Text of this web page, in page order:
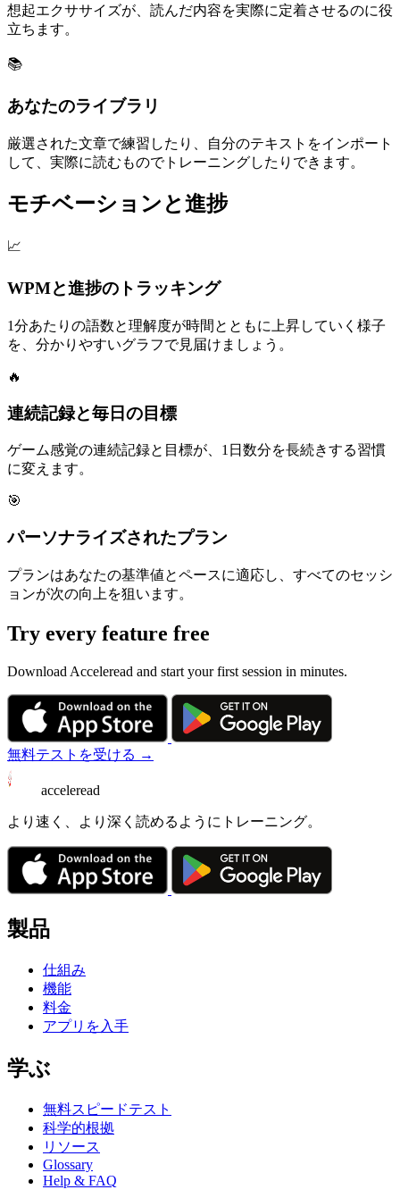
想起エクササイズが、読んだ内容を実際に定着させるのに役
立ちます。
📚
あなたのライブラリ
厳選された文章で練習したり、自分のテキストをインポート
して、実際に読むものでトレーニングしたりできます。
モチベーションと進捗
📈
WPMと進捗のトラッキング
1分あたりの語数と理解度が時間とともに上昇していく様子
を、分かりやすいグラフで見届けましょう。
🔥
連続記録と毎日の目標
ゲーム感覚の連続記録と目標が、1日数分を長続きする習慣
に変えます。
🎯
パーソナライズされたプラン
プランはあなたの基準値とペースに適応し、すべてのセッシ
ョンが次の向上を狙います。
Try every feature free
Download Acceleread and start your first session in minutes.
無料テストを受ける →
acceleread
より速く、より深く読めるようにトレーニング。
製品
仕組み
機能
料金
アプリを入手
学ぶ
無料スピードテスト
科学的根拠
リソース
Glossary
Help & FAQ